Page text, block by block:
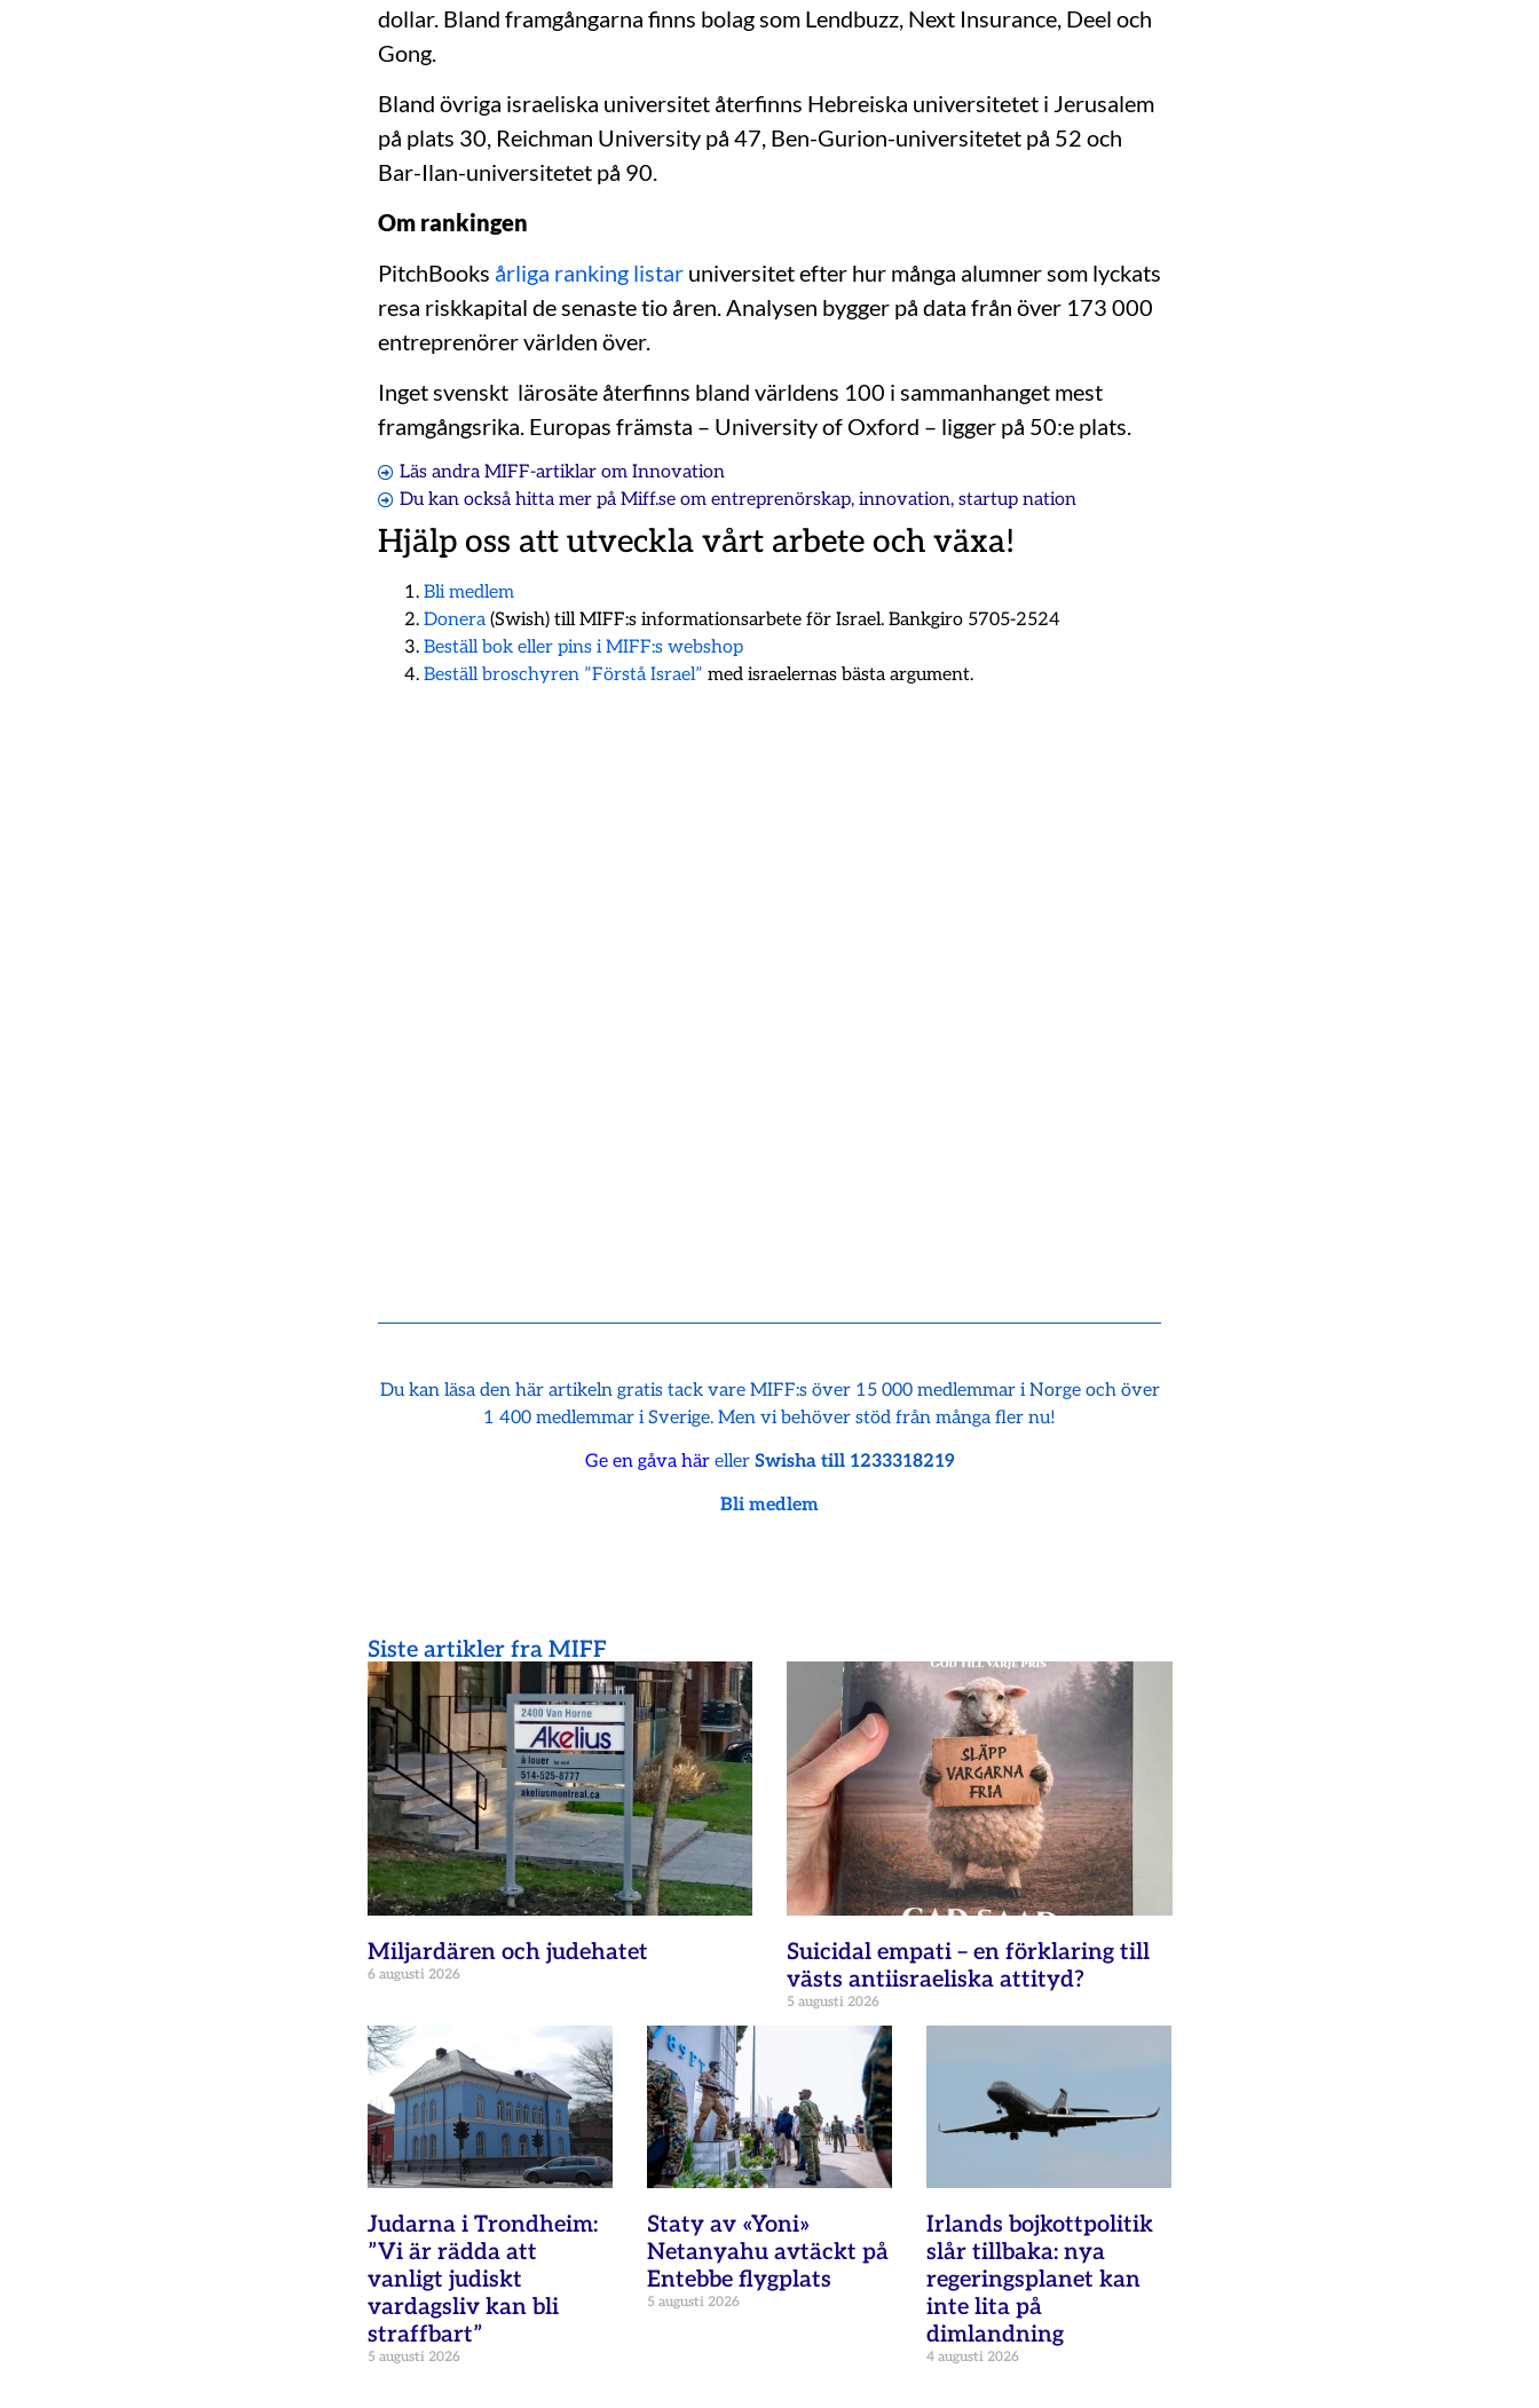
dollar. Bland framgångarna finns bolag som Lendbuzz, Next Insurance, Deel och
Gong.
Bland övriga israeliska universitet återfinns Hebreiska universitetet i Jerusalem
på plats 30, Reichman University på 47, Ben-Gurion-universitetet på 52 och
Bar-Ilan-universitetet på 90.
Om rankingen
PitchBooks årliga ranking listar universitet efter hur många alumner som lyckats
resa riskkapital de senaste tio åren. Analysen bygger på data från över 173 000
entreprenörer världen över.
Inget svenskt lärosäte återfinns bland världens 100 i sammanhanget mest
framgångsrika. Europas främsta – University of Oxford – ligger på 50:e plats.
Läs andra MIFF-artiklar om Innovation
Du kan också hitta mer på Miff.se om entreprenörskap, innovation, startup nation
Hjälp oss att utveckla vårt arbete och växa!
Bli medlem
Donera (Swish) till MIFF:s informationsarbete för Israel. Bankgiro 5705-2524
Beställ bok eller pins i MIFF:s webshop
Beställ broschyren ”Förstå Israel” med israelernas bästa argument.
Du kan läsa den här artikeln gratis tack vare MIFF:s över 15 000 medlemmar i Norge och över
1 400 medlemmar i Sverige. Men vi behöver stöd från många fler nu!
Ge en gåva häreller Swisha till 1233318219
Bli medlem
Siste artikler fra MIFF
Miljardären och judehatet
6 augusti 2026
Suicidal empati – en förklaring till
västs antiisraeliska attityd?
5 augusti 2026
Judarna i Trondheim:
”Vi är rädda att
vanligt judiskt
vardagsliv kan bli
straffbart”
5 augusti 2026
Staty av «Yoni»
Netanyahu avtäckt på
Entebbe flygplats
5 augusti 2026
Irlands bojkottpolitik
slår tillbaka: nya
regeringsplanet kan
inte lita på
dimlandning
4 augusti 2026